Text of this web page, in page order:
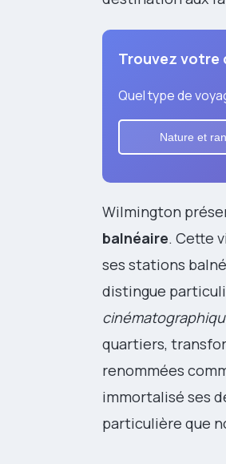
Trouvez votre
Quel type de
Nature et
Wilmington
balnéaire. Cette
ses stations
distingue
quartiers,
renommées
immortalisé ses
particulière que